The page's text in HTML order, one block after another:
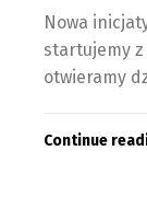
Nowa
startujemy
otwieramy
Continue